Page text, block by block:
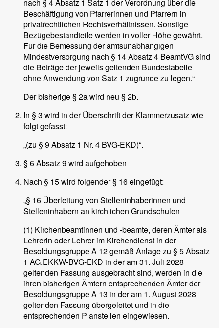
nach § 4 Absatz 1 Satz 1 der Verordnung über die
Beschäftigung von Pfarrerinnen und Pfarrern in
privatrechtlichen Rechtsverhältnissen. Sonstige
Bezügebestandteile werden in voller Höhe gewährt.
Für die Bemessung der amtsunabhängigen
Mindestversorgung nach § 14 Absatz 4 BeamtVG sind
die Beträge der jeweils geltenden Bundestabelle
ohne Anwendung von Satz 1 zugrunde zu legen.“
Der bisherige § 2a wird neu § 2b.
In § 3 wird in der Überschrift der Klammerzusatz wie
folgt gefasst:
„(zu § 9 Absatz 1 Nr. 4 BVG-EKD)“.
§ 6 Absatz 9 wird aufgehoben
Nach § 15 wird folgender § 16 eingefügt:
„§ 16 Überleitung von Stelleninhaberinnen und
Stelleninhabern an kirchlichen Grundschulen
(1) Kirchenbeamtinnen und -beamte, deren Ämter als
Lehrerin oder Lehrer im Kirchendienst in der
Besoldungsgruppe A 12 gemäß Anlage zu § 5 Absatz
1 AG.EKKW-BVG-EKD in der am 31. Juli 2028
geltenden Fassung ausgebracht sind, werden in die
ihren bisherigen Ämtern entsprechenden Ämter der
Besoldungsgruppe A 13 in der am 1. August 2028
geltenden Fassung übergeleitet und in die
entsprechenden Planstellen eingewiesen.